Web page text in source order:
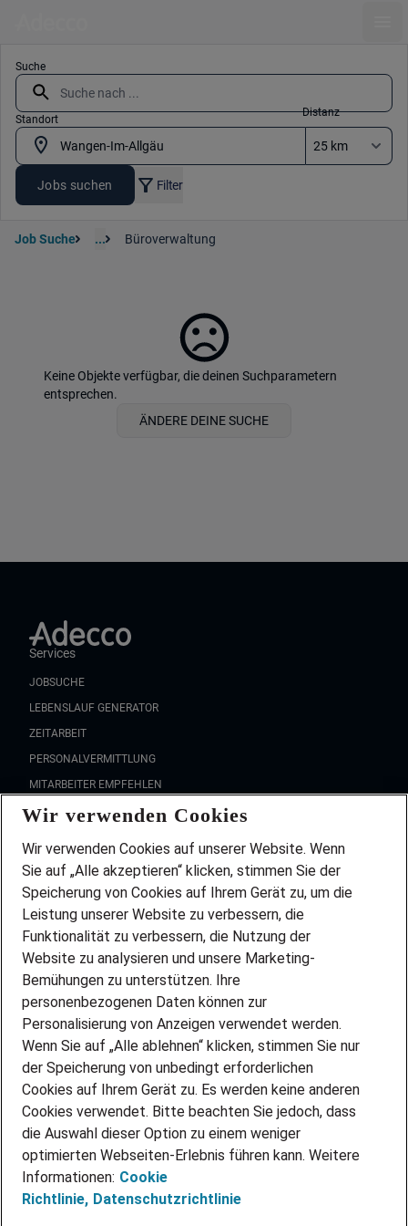
Suche
Standort
Distanz
Jobs suchen Filter
Job Suche ... Büroverwaltung
Keine Objekte verfügbar, die deinen Suchparametern
entsprechen.
ÄNDERE DEINE SUCHE
Services
JOBSUCHE
LEBENSLAUF GENERATOR
ZEITARBEIT
PERSONALVERMITTLUNG
MITARBEITER EMPFEHLEN
FAQ
Wir stellen ein!
DEINE BERUFSGRUPPE
DEINE LEBENSSITUATION
PARTNERSHIP WITH AIRBUS
INITIATIV BEWERBEN
ÜBER UNS
STANDORTE
BLOG
PRESSE
KONTAKT
@Adecco 2026
IMPRESSUM
DATENSCHUTZ
Wir verwenden Cookies
Wir verwenden Cookies auf unserer Website. Wenn
Sie auf „Alle akzeptieren“ klicken, stimmen Sie der
Speicherung von Cookies auf Ihrem Gerät zu, um die
Leistung unserer Website zu verbessern, die
Funktionalität zu verbessern, die Nutzung der
Website zu analysieren und unsere Marketing-
Bemühungen zu unterstützen. Ihre
personenbezogenen Daten können zur
Personalisierung von Anzeigen verwendet werden.
Wenn Sie auf „Alle ablehnen“ klicken, stimmen Sie nur
der Speicherung von unbedingt erforderlichen
Cookies auf Ihrem Gerät zu. Es werden keine anderen
Cookies verwendet. Bitte beachten Sie jedoch, dass
die Auswahl dieser Option zu einem weniger
optimierten Webseiten-Erlebnis führen kann. Weitere
Informationen: Cookie
Richtlinie, Datenschutzrichtlinie